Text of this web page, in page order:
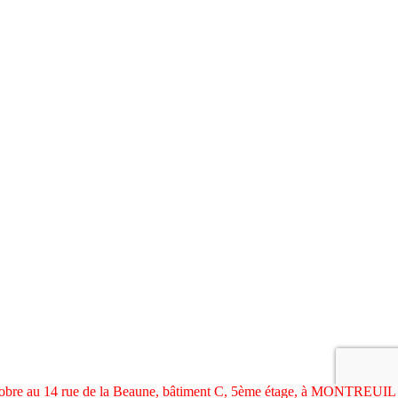
au 14 rue de la Beaune, bâtiment C, 5ème étage, à MONTREUIL